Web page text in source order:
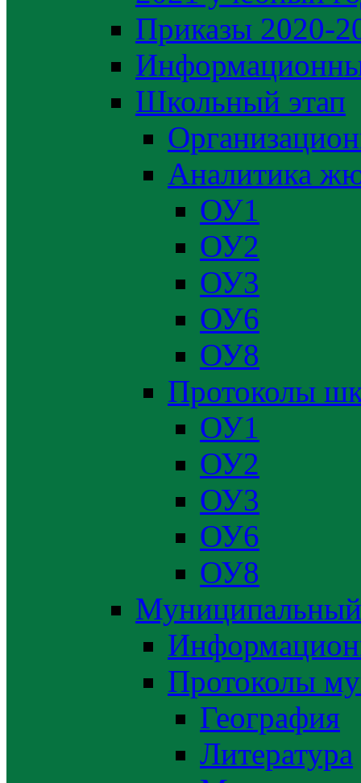
Приказы 2020-
Школьный этап
Аналитика
ОУ1
ОУ2
ОУ3
ОУ6
ОУ8
Протоколы
ОУ1
ОУ2
ОУ3
ОУ6
ОУ8
Муниципальный
Протоколы
География
Литература